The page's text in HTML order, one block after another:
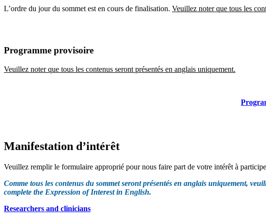
L’ordre du jour du sommet est en cours de finalisation. Veuillez noter que tous les
Programme provisoire
Veuillez noter que tous les contenus seront présentés en anglais uniquement.
Manifestation d’intérêt
Veuillez remplir le formulaire approprié pour nous faire part de votre intérêt à
Comme tous les contenus du sommet seront présentés en anglais uniquement,
complete the Expression of Interest in English.
Researchers and clinicians